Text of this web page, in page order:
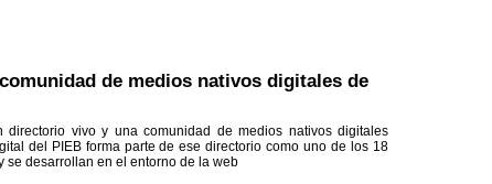
de medios nativos digitales de
directorio vivo y una comunidad de medios nativos digitales
del PIEB forma parte de ese directorio como uno de los 18
se desarrollan en el entorno de la web